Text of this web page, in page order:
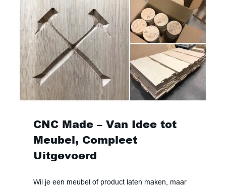
CNC Made – Van Idee tot
Meubel, Compleet
Uitgevoerd
Wil je een meubel of product laten maken, maar